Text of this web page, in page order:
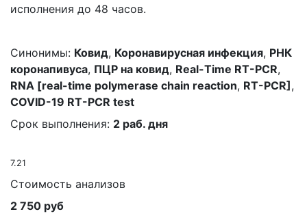
исполнения до 48 часов.
Синонимы: Ковид, Коронавирусная инфекция, РНК
коронапивуса, ПЦР на ковид, Real-Time RT-PCR,
RNA [real-time polymerase chain reaction, RT-PCR] ,
COVID-19 RT-PCR test
Срок выполнения: 2 раб. дня
7.21
Стоимость анализов
2 750 руб